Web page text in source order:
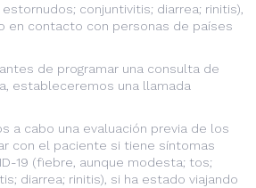
conjuntivitis; diarrea; rinitis),
en contacto con personas de países
de programar una consulta de
estableceremos una llamada
a cabo una evaluación previa de los
con el paciente si tiene síntomas
19 (fiebre, aunque modesta; tos;
diarrea; rinitis), si ha estado viajando